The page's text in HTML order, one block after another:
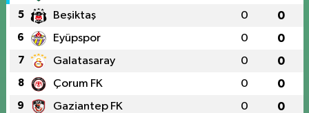
5 Beşiktaş 0 0
6 Eyüpspor 0 0
7 Galatasaray 0 0
8 Çorum FK 0 0
9 Gaziantep FK 0 0